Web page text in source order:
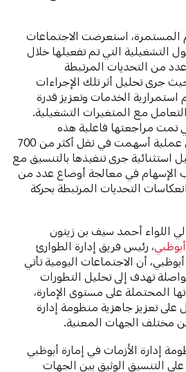
المستمرة، استعرضت الاجتماعات
التشغيلية التي تم تفعيلها خلال
من التحديات المرتبطة
جرى تحليل أثر تلك الإجراءات
الخدمات وتعزيز قدرة
مع المتغيرات التشغيلية.
تمت مراجعتها فاعلية هذه
الإجراءات في توفير حلول عملية أسهمت في نقل أكثر من 700
جرى تنفيذها بالتنسيق مع
الإسهام في معالجة أوضاع عدد من
التحديات المرتبطة بحركة
اللواء أحمد سيف بن زيتون
، رئيس فريق إدارة الطوارئ
أن الاجتماعات اليومية تأتي
تهدف إلى تحليل التطورات
المحتملة على مستوى الإمارة،
على تعزيز جاهزية منظومة إدارة
مختلف الجهات المعنية.
إدارة الأزمات في إمارة أبوظبي
التنسيق الوثيق بين الجهات